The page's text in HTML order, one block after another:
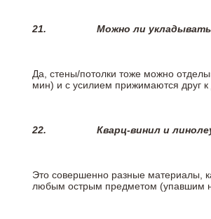
21. Можно ли
Да, стены/потолки тоже можно
мин) и с усилием прижимаются друг к
22. Кварц-винил и
Это совершенно разные материалы,
любым острым предметом (упавшим